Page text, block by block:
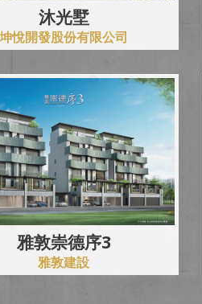
沐光墅
坤悅開發股份有限公司
雅敦崇德序3
雅敦建設